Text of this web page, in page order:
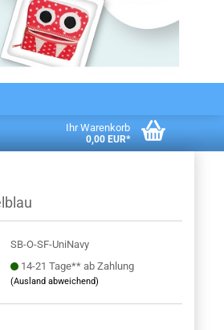
Ihr Warenkorb
0,00 EUR*
SB-O-SF-UniNavy
14-21 Tage** ab Zahlung
(Ausland abweichend)